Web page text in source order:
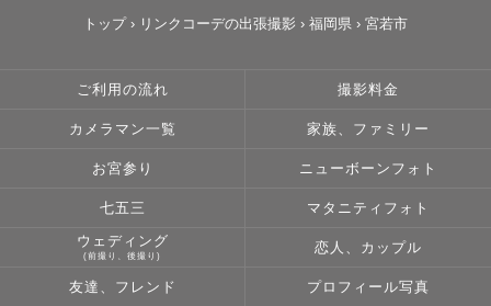
トップ › リンクコーデの出張撮影 › 福岡県 › 宮若市
ご利用の流れ 撮影料金
カメラマン一覧 家族、ファミリー
お宮参り ニューボーンフォト
七五三 マタニティフォト
ウェディング
(前撮り、後撮り)
恋人、カップル
友達、フレンド プロフィール写真